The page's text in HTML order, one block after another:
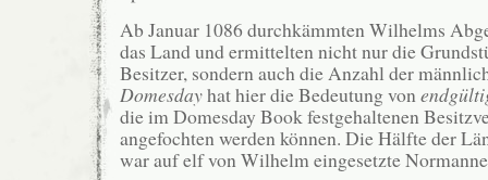
Ab Januar 1086 durchkämmten Wilhelms
das Land und ermittelten nicht nur die
Besitzer, sondern auch die Anzahl der
Domesdayhat hier die Bedeutung von
die im Domesday Book festgehaltenen
angefochten werden können. Die Hälfte der
war auf elf von Wilhelm eingesetzte